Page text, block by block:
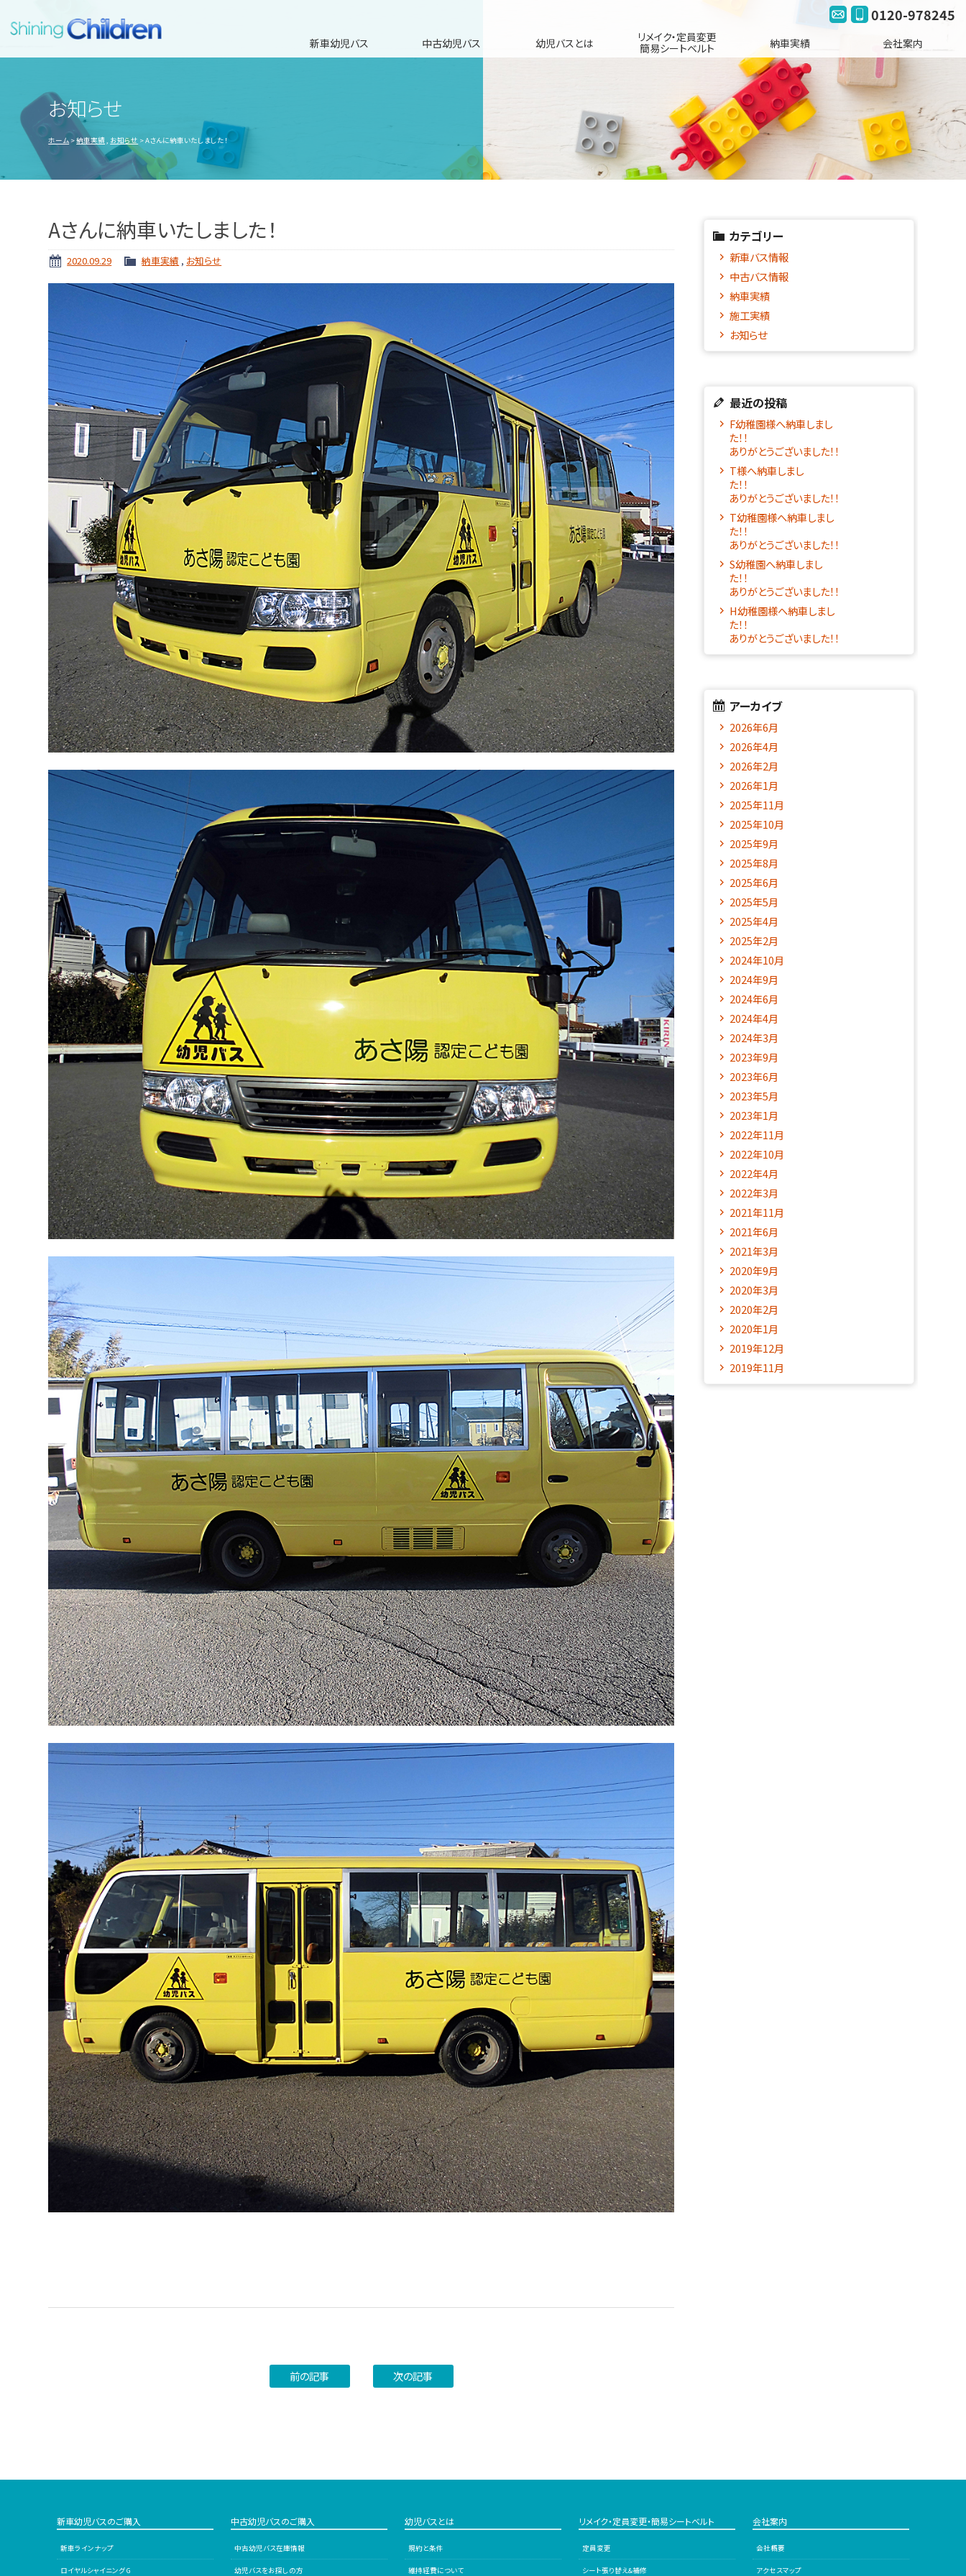
0120-978245
新車幼児バス 中古幼児バス 幼児バスとは
リメイク・定員変更
簡易シートベルト
納車実績 会社案内
お知らせ
ホーム 納車実績, お知らせ Aさんに納車いたしました！
Aさんに納車いたしました！
2020.09.29 納車実績 , お知らせ
前の記事 次の記事
カテゴリー
新車バス情報
中古バス情報
納車実績
施工実績
お知らせ
最近の投稿
F幼稚園様へ納車しまし
た！！
ありがとうございました！！
T様へ納車しまし
た！
ありがとうございました！！
T幼稚園様へ納車しまし
た！！
ありがとうございました！！
S幼稚園へ納車しまし
た！！
ありがとうございました！！
H幼稚園様へ納車しまし
た！！
ありがとうございました！！
アーカイブ
2026年6月
2026年4月
2026年2月
2026年1月
2025年11月
2025年10月
2025年9月
2025年8月
2025年6月
2025年5月
2025年4月
2025年2月
2024年10月
2024年9月
2024年6月
2024年4月
2024年3月
2023年9月
2023年6月
2023年5月
2023年1月
2022年11月
2022年10月
2022年4月
2022年3月
2021年11月
2021年6月
2021年3月
2020年9月
2020年3月
2020年2月
2020年1月
2019年12月
2019年11月
新車幼児バスのご購入
新車ラインナップ
ロイヤルシャイニング G
中古幼児バスのご購入
中古幼児バス在庫情報
幼児バスをお探しの方
幼児バスとは
規約と条件
維持経費について
リメイク・定員変更・簡易シートベルト
定員変更
シート張り替え&補修
会社案内
会社概要
アクセスマップ